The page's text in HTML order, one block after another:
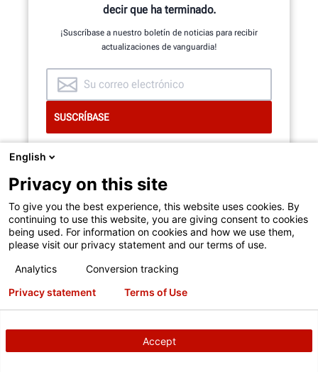
decir que ha terminado.
¡Suscríbase a nuestro boletín de noticias para recibir
actualizaciones de vanguardia!
11250 Hunter Dr
Bridgeton, MO 63044
+1 (314) 731-0000
English
Privacy on this site
To give you the best experience, this website uses cookies. By
continuing to use this website, you are giving consent to cookies
being used. For information on cookies and how we use them,
please visit our privacy statement and our terms of use.
Analytics
Conversion tracking
Accept
Privacy statement Terms of Use